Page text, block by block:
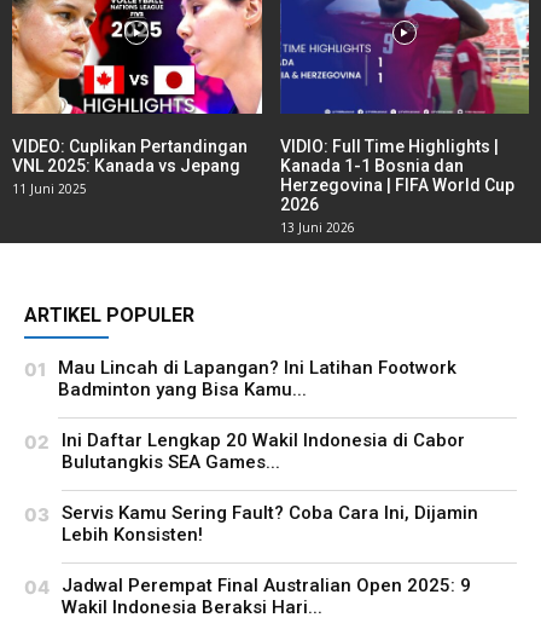
VIDEO: Cuplikan Pertandingan
VNL 2025: Kanada vs Jepang
11 Juni 2025
VIDIO: Full Time Highlights |
Kanada 1-1 Bosnia dan
Herzegovina | FIFA World Cup
2026
13 Juni 2026
ARTIKEL POPULER
Mau Lincah di Lapangan? Ini Latihan Footwork
Badminton yang Bisa Kamu...
Ini Daftar Lengkap 20 Wakil Indonesia di Cabor
Bulutangkis SEA Games...
Servis Kamu Sering Fault? Coba Cara Ini, Dijamin
Lebih Konsisten!
Jadwal Perempat Final Australian Open 2025: 9
Wakil Indonesia Beraksi Hari...